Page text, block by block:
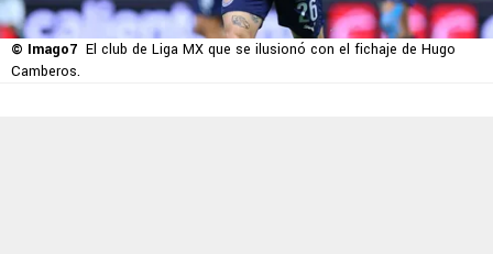
© Imago7 El club de Liga MX que se ilusionó con el fichaje de Hugo
Camberos.